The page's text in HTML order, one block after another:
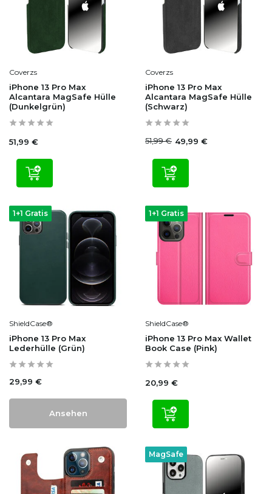
Coverzs
iPhone 13 Pro Max
Alcantara MagSafe Hülle
(Dunkelgrün)
51,99 €
Coverzs
iPhone 13 Pro Max
Alcantara MagSafe Hülle
(Schwarz)
51,99 € 49,99 €
1+1 Gratis
ShieldCase®
iPhone 13 Pro Max
Lederhülle (Grün)
29,99 €
Ansehen
1+1 Gratis
ShieldCase®
iPhone 13 Pro Max Wallet
Book Case (Pink)
20,99 €
MagSafe